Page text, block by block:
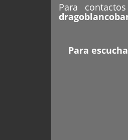
Para
Para